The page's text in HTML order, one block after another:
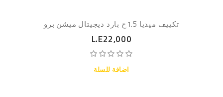
تكييف ميديا 1.5ح بارد ديجيتال ميشن برو
L.E22,000
اضافة للسلة